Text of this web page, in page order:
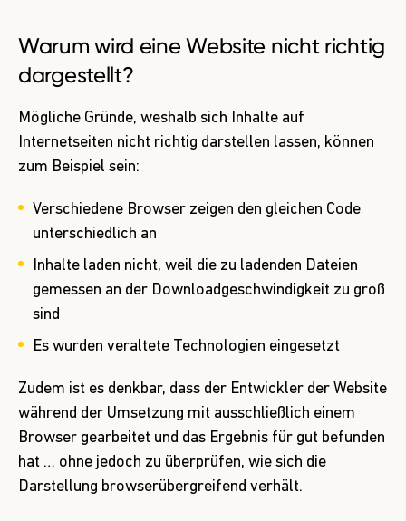
Warum wird eine Website nicht richtig
dargestellt?
Mögliche Gründe, weshalb sich Inhalte auf
Internetseiten nicht richtig darstellen lassen, können
zum Beispiel sein:
Verschiedene Browser zeigen den gleichen Code
unterschiedlich an
Inhalte laden nicht, weil die zu ladenden Dateien
gemessen an der Downloadgeschwindigkeit zu groß
sind
Es wurden veraltete Technologien eingesetzt
Zudem ist es denkbar, dass der Entwickler der Website
während der Umsetzung mit ausschließlich einem
Browser gearbeitet und das Ergebnis für gut befunden
hat … ohne jedoch zu überprüfen, wie sich die
Darstellung browserübergreifend verhält.